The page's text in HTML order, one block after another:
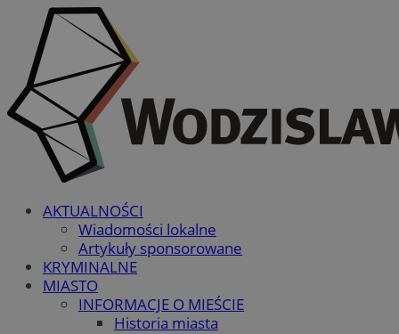
AKTUALNOŚCI
Wiadomości lokalne
Artykuły sponsorowane
KRYMINALNE
MIASTO
INFORMACJE O MIEŚCIE
Historia miasta